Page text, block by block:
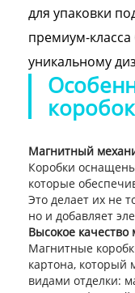
для упаковки
премиум-
уникальному
коробок
Магнитный
Коробки
которые
Это делает их не
но и добавляет
Высокое качество
Магнитные
картона,
видами отделки: